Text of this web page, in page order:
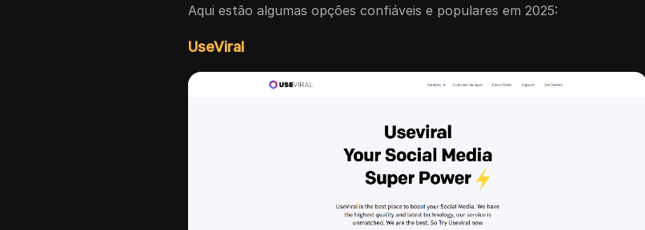
Aqui estão algumas opções confiáveis e populares em 2025:
UseViral